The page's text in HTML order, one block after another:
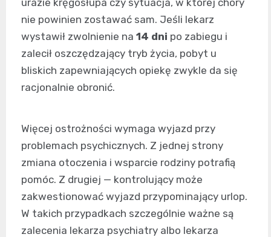
nie powinien zostawać sam. Jeśli lekarz
wystawił zwolnienie na 14 dni po zabiegu i
zalecił oszczędzający tryb życia, pobyt u
bliskich zapewniających opiekę zwykle da się
racjonalnie obronić.
Więcej ostrożności wymaga wyjazd przy
problemach psychicznych. Z jednej strony
zmiana otoczenia i wsparcie rodziny potrafią
pomóc. Z drugiej — kontrolujący może
zakwestionować wyjazd przypominający urlop.
W takich przypadkach szczególnie ważne są
zalecenia lekarza psychiatry albo lekarza